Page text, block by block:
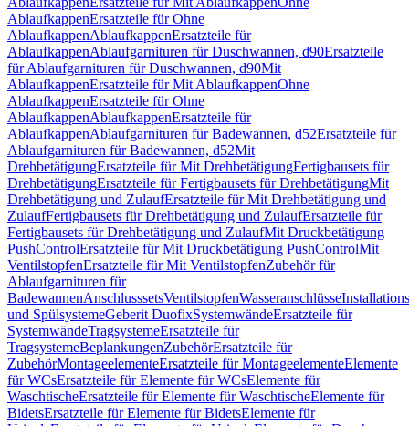
AblaufkappenErsatzteile für Ohne
AblaufkappenAblaufkappenErsatzteile für
AblaufkappenAblaufgarnituren für Duschwannen, d90Ersatzteile
für Ablaufgarnituren für Duschwannen, d90Mit
AblaufkappenErsatzteile für Mit AblaufkappenOhne
AblaufkappenErsatzteile für Ohne
AblaufkappenAblaufkappenErsatzteile für
AblaufkappenAblaufgarnituren für Badewannen, d52Ersatzteile für
Ablaufgarnituren für Badewannen, d52Mit
DrehbetätigungErsatzteile für Mit DrehbetätigungFertigbausets für
DrehbetätigungErsatzteile für Fertigbausets für DrehbetätigungMit
Drehbetätigung und ZulaufErsatzteile für Mit Drehbetätigung und
ZulaufFertigbausets für Drehbetätigung und ZulaufErsatzteile für
Fertigbausets für Drehbetätigung und ZulaufMit Druckbetätigung
PushControlErsatzteile für Mit Druckbetätigung PushControlMit
VentilstopfenErsatzteile für Mit VentilstopfenZubehör für
Ablaufgarnituren für
BadewannenAnschlusssetsVentilstopfenWasseranschlüsse
und SpülsystemeGeberit DuofixSystemwändeErsatzteile für
SystemwändeTragsystemeErsatzteile für
TragsystemeBeplankungenZubehörErsatzteile für
ZubehörMontageelementeErsatzteile für MontageelementeElemente
für WCsErsatzteile für Elemente für WCsElemente für
WaschtischeErsatzteile für Elemente für WaschtischeElemente für
BidetsErsatzteile für Elemente für BidetsElemente für